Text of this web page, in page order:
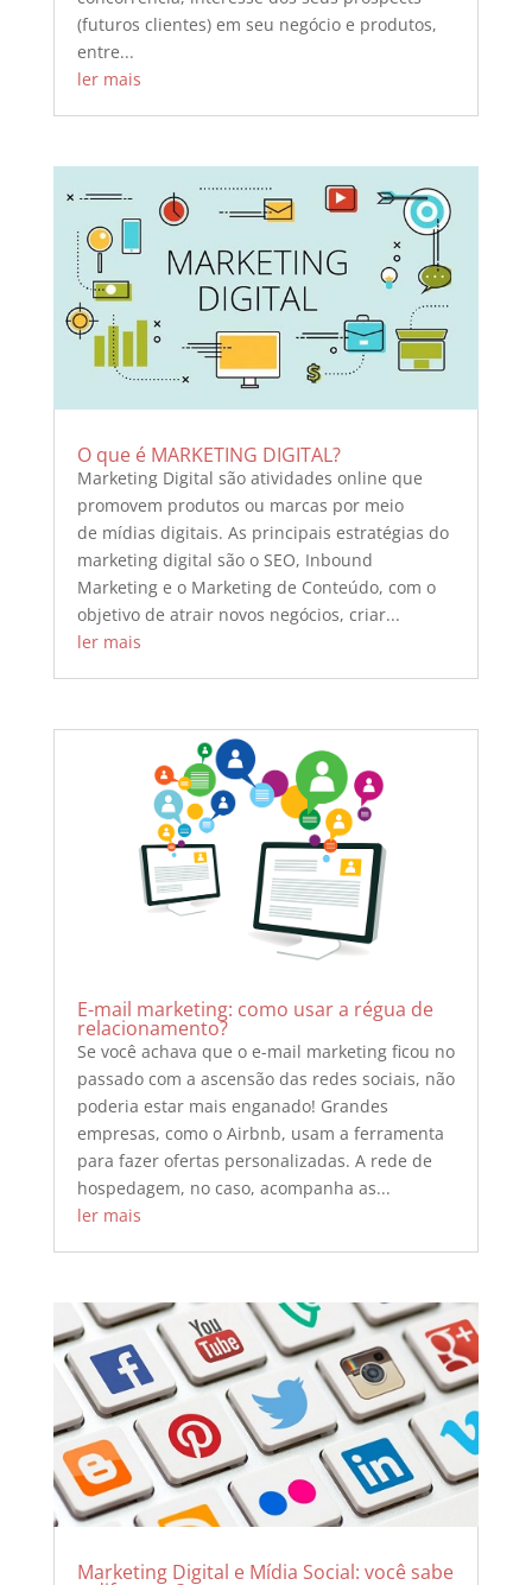
(futuros clientes) em seu negócio e produtos,
entre...
ler mais
O que é MARKETING DIGITAL?
Marketing Digital são atividades online que
promovem produtos ou marcas por meio
de mídias digitais. As principais estratégias do
marketing digital são o SEO, Inbound
Marketing e o Marketing de Conteúdo, com o
objetivo de atrair novos negócios, criar...
ler mais
E-mail marketing: como usar a régua de
relacionamento?
Se você achava que o e-mail marketing ficou no
passado com a ascensão das redes sociais, não
poderia estar mais enganado! Grandes
empresas, como o Airbnb, usam a ferramenta
para fazer ofertas personalizadas. A rede de
hospedagem, no caso, acompanha as...
ler mais
Marketing Digital e Mídia Social: você sabe